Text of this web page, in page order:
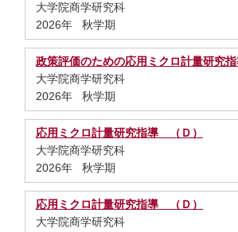
大学院商学研究科
2026年 秋学期
政策評価のための応用ミクロ計量研究
大学院商学研究科
2026年 秋学期
応用ミクロ計量研究指導 （Ｄ）
大学院商学研究科
2026年 秋学期
応用ミクロ計量研究指導 （Ｄ）
大学院商学研究科